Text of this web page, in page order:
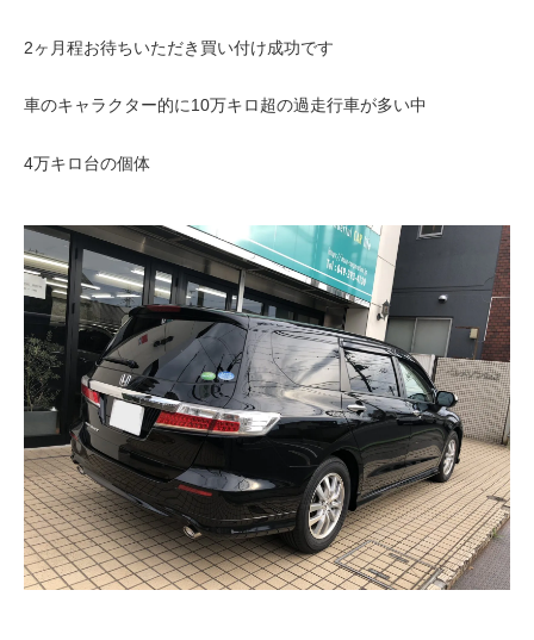
2ヶ月程お待ちいただき買い付け成功です
車のキャラクター的に10万キロ超の過走行車が多い中
4万キロ台の個体